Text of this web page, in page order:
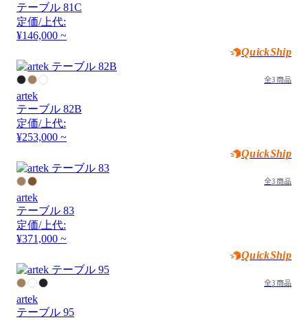
テーブル 81C
定価/上代:
¥146,000 ~
QuickShip
全3商品
artek
テーブル 82B
定価/上代:
¥253,000 ~
QuickShip
全3商品
artek
テーブル 83
定価/上代:
¥371,000 ~
QuickShip
全3商品
artek
テーブル 95